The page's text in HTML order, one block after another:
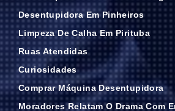
Desentupidora Em Pinheiros
Limpeza De Calha Em Pirituba
Ruas Atendidas
Curiosidades
Comprar Máquina Desentupidora
Moradores Relatam O Drama Com